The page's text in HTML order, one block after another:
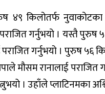
४९ किलोतर्फ नुवाकोटका
गर्नुभयो । यस्तै
पराजित गर्नुभयो । पुरुष ५६
मौसम रानालाई पराजित
। उहाँले प्लाटिनमका